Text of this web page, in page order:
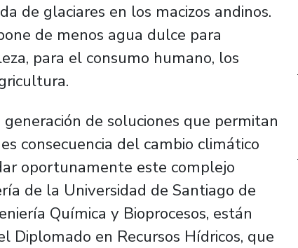
de glaciares en los macizos andinos.
de menos agua dulce para
para el consumo humano, los
de soluciones que permitan
consecuencia del cambio climático
oportunamente este complejo
de la Universidad de Santiago de
Química y Bioprocesos, están
Diplomado en Recursos Hídricos, que